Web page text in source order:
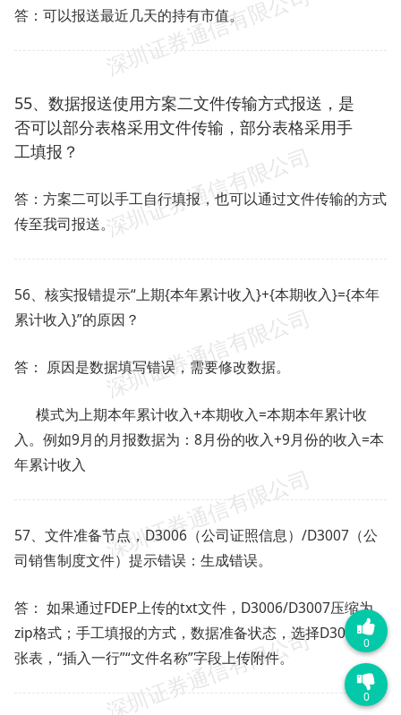
答：可以报送最近几天的持有市值。
55、数据报送使用方案二文件传输方式报送，是
否可以部分表格采用文件传输，部分表格采用手
工填报？
答：方案二可以手工自行填报，也可以通过文件传输的方式
传至我司报送。
56、核实报错提示“上期{本年累计收入}+{本期收入}={本年
累计收入}”的原因？
答： 原因是数据填写错误，需要修改数据。
模式为上期本年累计收入+本期收入=本期本年累计收
入。例如9月的月报数据为：8月份的收入+9月份的收入=本
年累计收入
57、文件准备节点，D3006（公司证照信息）/D3007（公
司销售制度文件）提示错误：生成错误。
答： 如果通过FDEP上传的txt文件，D3006/D3007压缩为
zip格式；手工填报的方式，数据准备状态，选择D3006这
张表，“插入一行”“文件名称”字段上传附件。
0
0